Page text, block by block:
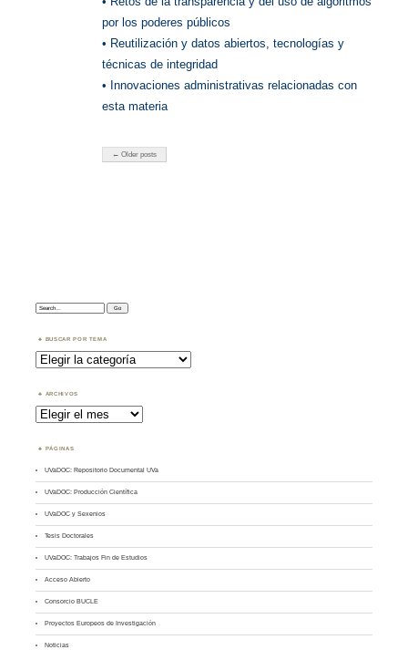
por los poderes públicos
• Reutilización y datos abiertos, tecnologías y
técnicas de integridad
• Innovaciones administrativas relacionadas con
esta materia
← Older posts
Search:
BUSCAR POR TEMA
Buscar
por
Tema
ARCHIVOS
Archivos
PÁGINAS
UVaDOC: Repositorio Documental UVa
UVaDOC: Producción Científica
UVaDOC y Sexenios
Tesis Doctorales
UVaDOC: Trabajos Fin de Estudios
Acceso Abierto
Consorcio BUCLE
Proyectos Europeos de Investigación
Noticias